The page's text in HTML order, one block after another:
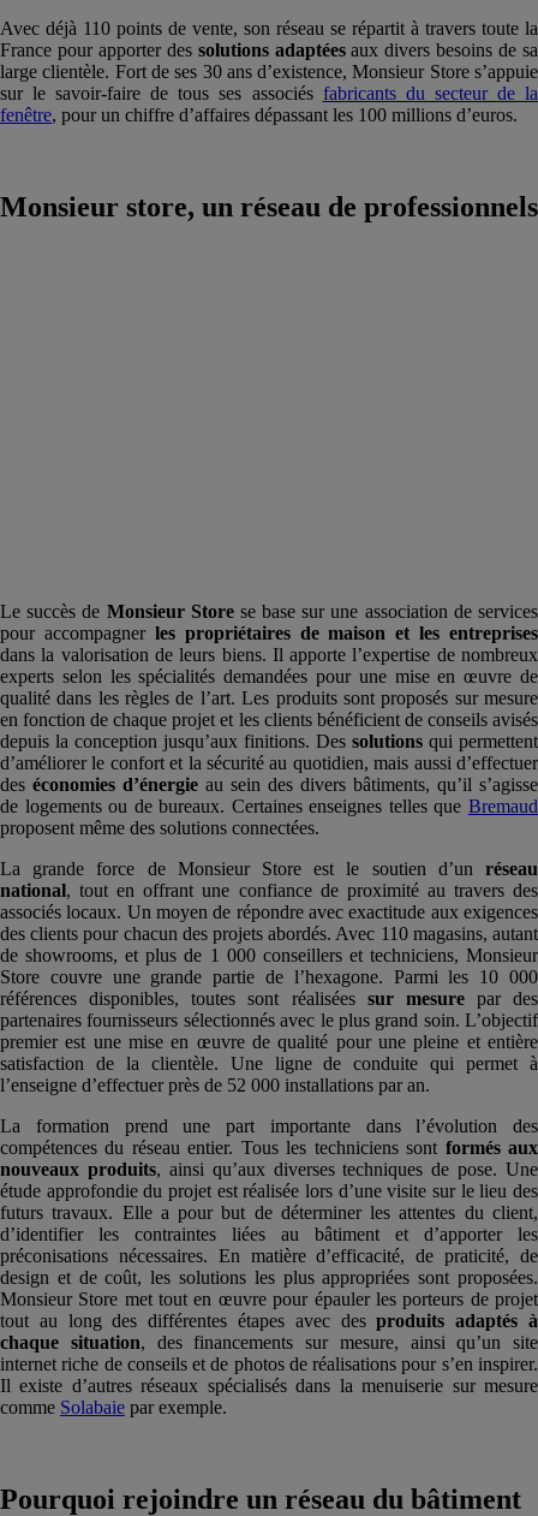
Avec déjà 110 points de vente, son réseau se répartit à travers toute la
France pour apporter des solutions adaptéesaux divers besoins de sa
large clientèle. Fort de ses 30 ans d’existence, Monsieur Store s’appuie
sur le savoir-faire de tous ses associés fabricants du secteur de la
fenêtre, pour un chiffre d’affaires dépassant les 100 millions d’euros.
Monsieur store, un réseau de professionnels
Le succès de Monsieur Storese base sur une association de services
pour accompagner les propriétaires de maison et les entreprises
dans la valorisation de leurs biens. Il apporte l’expertise de nombreux
experts selon les spécialités demandées pour une mise en œuvre de
qualité dans les règles de l’art. Les produits sont proposés sur mesure
en fonction de chaque projet et les clients bénéficient de conseils avisés
depuis la conception jusqu’aux finitions. Des solutions qui permettent
d’améliorer le confort et la sécurité au quotidien, mais aussi d’effectuer
des économies d’énergie au sein des divers bâtiments, qu’il s’agisse
de logements ou de bureaux. Certaines enseignes telles que Bremaud
proposent même des solutions connectées.
La grande force de Monsieur Store est le soutien d’un réseau
national, tout en offrant une confiance de proximité au travers des
associés locaux. Un moyen de répondre avec exactitude aux exigences
des clients pour chacun des projets abordés. Avec 110 magasins, autant
de showrooms, et plus de 1 000 conseillers et techniciens, Monsieur
Store couvre une grande partie de l’hexagone. Parmi les 10 000
références disponibles, toutes sont réalisées sur mesurepar des
partenaires fournisseurs sélectionnés avec le plus grand soin. L’objectif
premier est une mise en œuvre de qualité pour une pleine et entière
satisfaction de la clientèle. Une ligne de conduite qui permet à
l’enseigne d’effectuer près de 52 000 installations par an.
La formation prend une part importante dans l’évolution des
compétences du réseau entier. Tous les techniciens sont formés aux
nouveaux produits, ainsi qu’aux diverses techniques de pose. Une
étude approfondie du projet est réalisée lors d’une visite sur le lieu des
futurs travaux. Elle a pour but de déterminer les attentes du client,
d’identifier les contraintes liées au bâtiment et d’apporter les
préconisations nécessaires. En matière d’efficacité, de praticité, de
design et de coût, les solutions les plus appropriées sont proposées.
Monsieur Store met tout en œuvre pour épauler les porteurs de projet
tout au long des différentes étapes avec desproduits adaptés à
chaque situation, des financements sur mesure, ainsi qu’un site
internet riche de conseils et de photos de réalisations pour s’en inspirer.
Il existe d’autres réseaux spécialisés dans la menuiserie sur mesure
comme Solabaie par exemple.
Pourquoi rejoindre un réseau du bâtiment